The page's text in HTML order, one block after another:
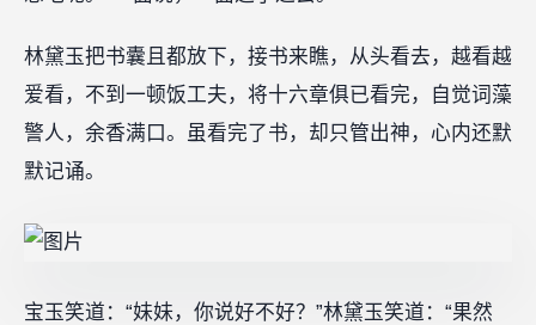
林黛玉把书囊且都放下，接书来瞧，从头看去，越看越
爱看，不到一顿饭工夫，将十六章俱已看完，自觉词藻
警人，余香满口。虽看完了书，却只管出神，心内还默
默记诵。
宝玉笑道：“妹妹，你说好不好？”林黛玉笑道：“果然